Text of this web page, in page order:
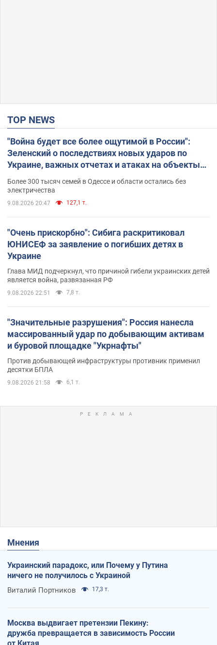
TOP NEWS
"Война будет все более ощутимой в России":
Зеленский о последствиях новых ударов по
Украине, важных отчетах и атаках на объекты
противника. Видео
Более 300 тысяч семей в Одессе и области остались без
электричества
9.08.2026 20:47 127,1 т.
"Очень прискорбно": Сибига раскритиковал
ЮНИСЕФ за заявление о погибших детях в
Украине
Глава МИД подчеркнул, что причиной гибели украинских детей
является война, развязанная РФ
9.08.2026 22:51 7,8 т.
"Значительные разрушения": Россия нанесла
массированный удар по добывающим активам
и буровой площадке "Укрнафты"
Против добывающей инфраструктуры противник применил
десятки БПЛА
9.08.2026 21:58 6,1 т.
Мнения
Украинский парадокс, или Почему у Путина
ничего не получилось с Украиной
Виталий Портников 17,3 т.
Москва выдвигает претензии Пекину:
дружба превращается в зависимость России
от Китая